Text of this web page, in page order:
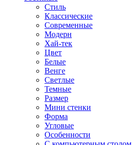
Стиль
Классические
Современные
Модерн
Хай-тек
Цвет
Белые
Венге
Светлые
Темные
Размер
Мини стенки
Форма
Угловые
Особенности